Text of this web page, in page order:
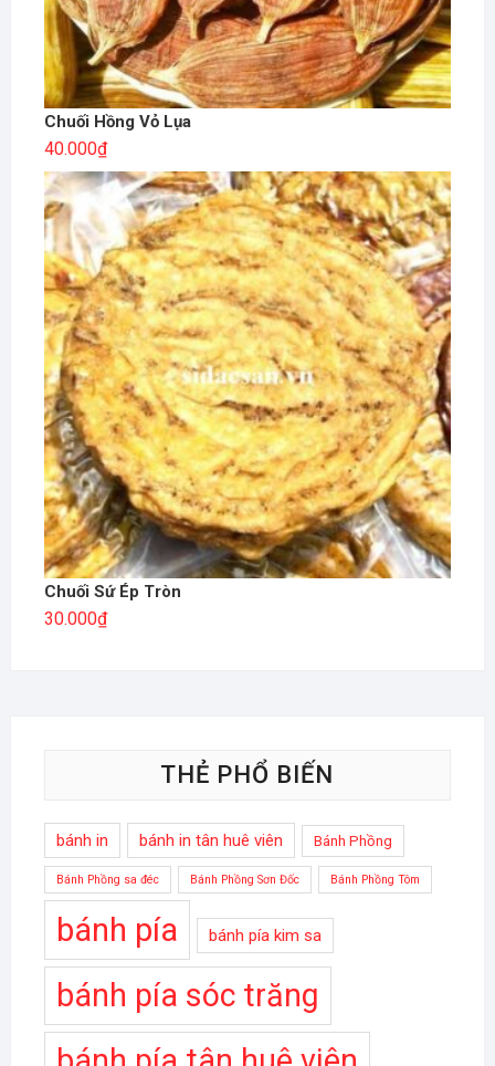
Chuối Hồng Vỏ Lụa
40.000₫
Chuối Sứ Ép Tròn
30.000₫
THẺ PHỔ BIẾN
bánh in bánh in tân huê viên Bánh Phồng
Bánh Phồng sa đéc Bánh Phồng Sơn Đốc Bánh Phồng Tôm
bánh pía bánh pía kim sa
bánh pía sóc trăng